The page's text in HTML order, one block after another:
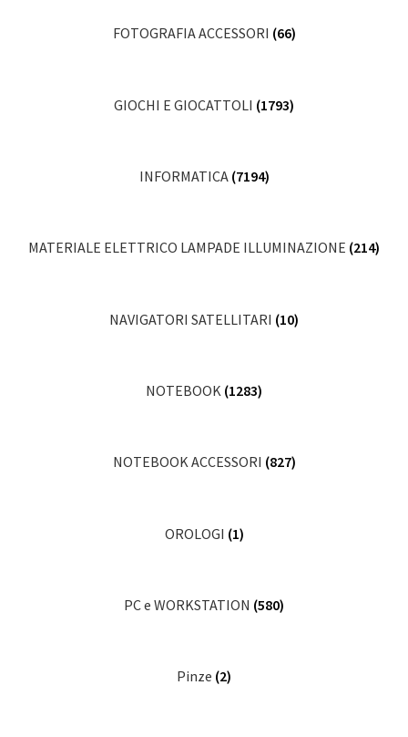
FOTOGRAFIA ACCESSORI (66)
GIOCHI E GIOCATTOLI (1793)
INFORMATICA (7194)
MATERIALE ELETTRICO LAMPADE ILLUMINAZIONE (214)
NAVIGATORI SATELLITARI (10)
NOTEBOOK (1283)
NOTEBOOK ACCESSORI (827)
OROLOGI (1)
PC e WORKSTATION (580)
Pinze (2)